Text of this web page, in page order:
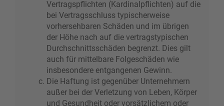
Vertragspflichten (Kardinalpflichten) auf die
bei Vertragsschluss typischerweise
vorhersehbaren Schäden und im übrigen
der Höhe nach auf die vertragstypischen
Durchschnittsschäden begrenzt. Dies gilt
auch für mittelbare Folgeschäden wie
insbesondere entgangenen Gewinn.
Die Haftung ist gegenüber Unternehmern
außer bei der Verletzung von Leben, Körper
und Gesundheit oder vorsätzlichem oder